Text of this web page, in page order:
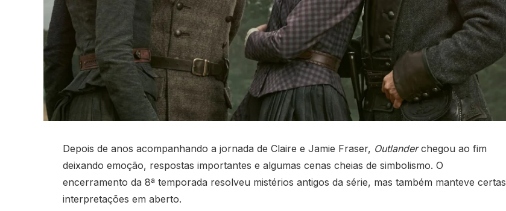
Depois de anos acompanhando a jornada de Claire e Jamie Fraser, Outlanderchegou ao fim
deixando emoção, respostas importantes e algumas cenas cheias de simbolismo. O
encerramento da 8ª temporada resolveu mistérios antigos da série, mas também manteve certas
interpretações em aberto.